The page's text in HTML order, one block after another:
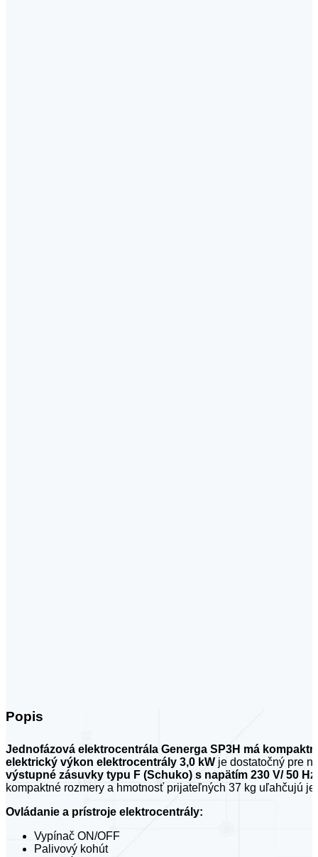
Popis
Jednofázová elektrocentrála Generga SP3H má
elektrický výkon elektrocentrály 3,0 kW je dostatočný pre
výstupné zásuvky typu F (Schuko) s napätím 230 V/ 50 Hz
kompaktné rozmery a hmotnosť prijateľných 37 kg uľahčujú
Ovládanie a prístroje elektrocentrály:
Vypínač ON/OFF
Palivový kohút